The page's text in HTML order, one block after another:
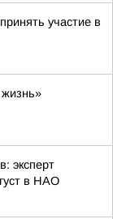
участие в
эксперт
в НАО